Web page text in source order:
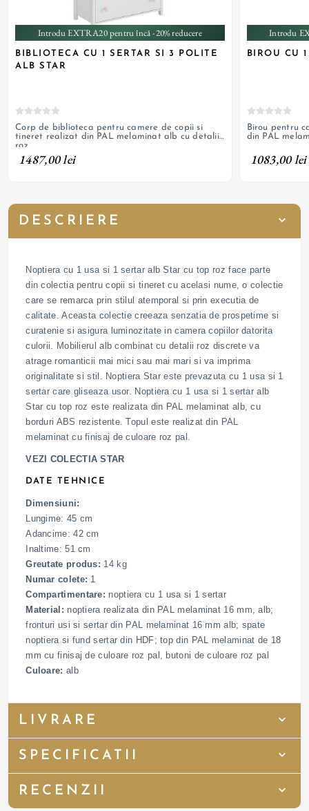
Introdu EXTRA20 pentru încă -20% reducere
BIBLIOTECA CU 1 SERTAR SI 3 POLITE
ALB STAR
Corp de biblioteca pentru camere de copii si
tineret realizat din PAL melaminat alb cu detalii
roz
1487,00 lei
Introdu
BIROU CU
Birou pentru
din PAL
1083,00 lei
DESCRIERE
Noptiera cu 1 usa si 1 sertar alb Star cu top roz face parte
din colectia pentru copii si tineret cu acelasi nume, o colectie
care se remarca prin stilul atemporal si prin executia de
calitate. Aceasta colectie creeaza senzatia de prospetime si
curatenie si asigura luminozitate in camera copiilor datorita
culorii. Mobilierul alb combinat cu detalii roz discrete va
atrage romanticii mai mici sau mai mari si va imprima
originalitate si stil. Noptiera Star este prevazuta cu 1 usa si 1
sertar care gliseaza usor. Noptiera cu 1 usa si 1 sertar alb
Star cu top roz este realizata din PAL melaminat alb, cu
borduri ABS rezistente. Topul este realizat din PAL
melaminat cu finisaj de culoare roz pal.
VEZI COLECTIA STAR
DATE TEHNICE
Dimensiuni:
Lungime: 45 cm
Adancime: 42 cm
Inaltime: 51 cm
Greutate produs: 14 kg
Numar colete: 1
Compartimentare: noptiera cu 1 usa si 1 sertar
Material: noptiera realizata din PAL melaminat 16 mm, alb;
fronturi usi si sertar din PAL melaminat 16 mm alb; spate
noptiera si fund sertar din HDF; top din PAL melaminat de 18
mm cu finisaj de culoare roz pal, butoni de culoare roz pal
Culoare: alb
LIVRARE
SPECIFICATII
RECENZII